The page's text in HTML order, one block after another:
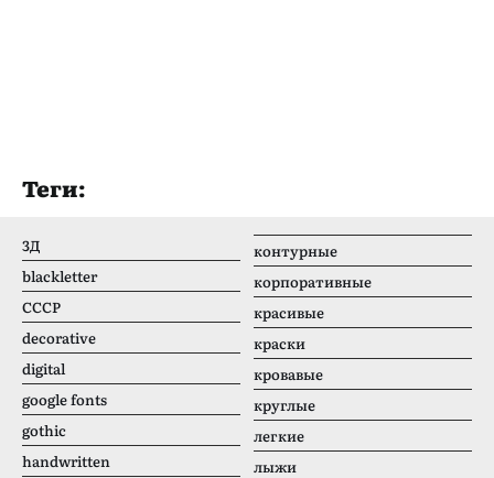
Теги:
3Д
blackletter
CCCР
decorative
digital
google fonts
gothic
handwritten
контурные
корпоративные
красивые
краски
кровавые
круглые
легкие
лыжи